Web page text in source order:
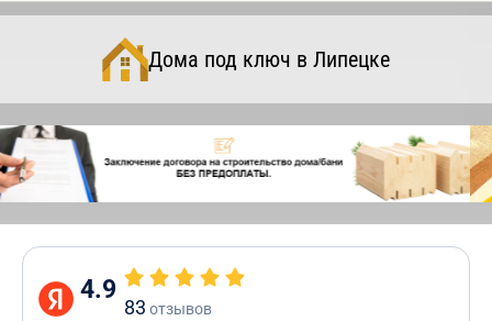
Дома под ключ в Липецке
4.9
83 отзывов